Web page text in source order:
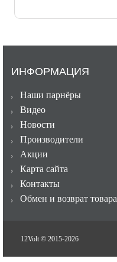
ИНФОРМАЦИЯ
Наши парнёры
Видео
Новости
Производители
Акции
Карта сайта
Контакты
Обмен и возврат товара
12Volt © 2015-2026